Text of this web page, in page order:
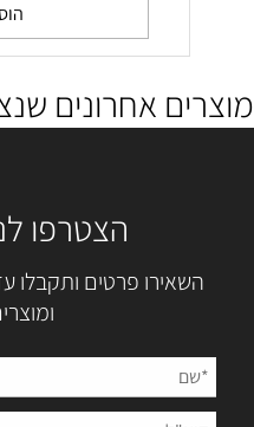
מוצרים אחרונים
הצטרפו
השאירו פרטים ותקבלו